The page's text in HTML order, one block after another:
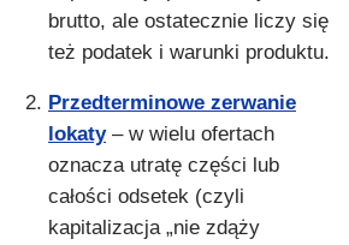
brutto, ale ostatecznie liczy się
też podatek i warunki produktu.
Przedterminowe zerwanie
lokaty– w wielu ofertach
oznacza utratę części lub
całości odsetek (czyli
kapitalizacja „nie zdąży